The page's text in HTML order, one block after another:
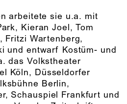
arbeitete sie u.a. mit
Kieran Joel, Tom
Fritzi Wartenberg,
und entwarf Kostüm- und
das Volkstheater
Köln, Düsseldorfer
Berlin,
Schauspiel Frankfurt und